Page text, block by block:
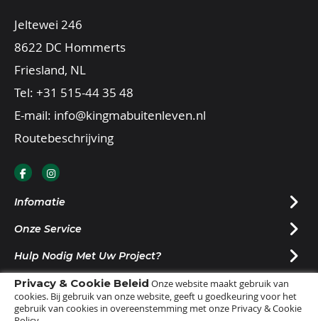
Privacy & Cookie Beleid Onze website maakt gebruik van
cookies. Bij gebruik van onze website, geeft u goedkeuring voor het
gebruik van cookies in overeenstemming met onze Privacy & Cookie
Jeltewei 246
8622 DC Hommerts
Friesland, NL
Tel: +31 515-44 35 48
E-mail: info@kingmabuitenleven.nl
Routebeschrijving
Infomatie
Onze Service
Hulp Nodig Met Uw Project?
Nieuwsbrief Ontvangen?